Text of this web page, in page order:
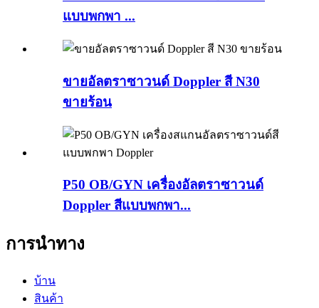
แบบพกพา ...
ขายอัลตราซาวนด์ Doppler สี N30
ขายร้อน
P50 OB/GYN เครื่องอัลตราซาวนด์
Doppler สีแบบพกพา...
การนำทาง
บ้าน
สินค้า